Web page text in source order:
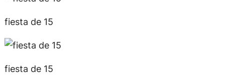
fiesta de 15
fiesta de 15